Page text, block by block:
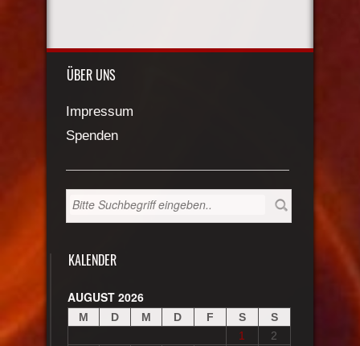
ÜBER UNS
Impressum
Spenden
KALENDER
AUGUST 2026
M D M D F S
S
1
2